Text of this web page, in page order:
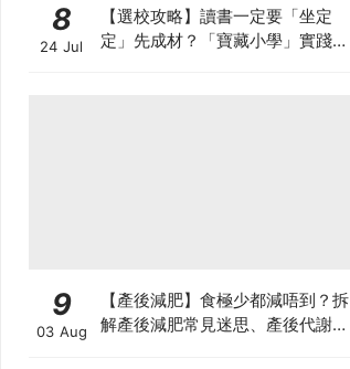
8
24 Jul
【選校攻略】讀書一定要「坐定
定」先成材？「寶藏小學」實踐動
9
03 Aug
【產後減肥】食極少都減唔到？拆
解產後減肥常見迷思、產後代謝、